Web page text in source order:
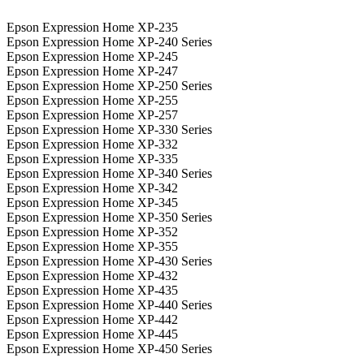
Epson Expression Home XP-235
Epson Expression Home XP-240 Series
Epson Expression Home XP-245
Epson Expression Home XP-247
Epson Expression Home XP-250 Series
Epson Expression Home XP-255
Epson Expression Home XP-257
Epson Expression Home XP-330 Series
Epson Expression Home XP-332
Epson Expression Home XP-335
Epson Expression Home XP-340 Series
Epson Expression Home XP-342
Epson Expression Home XP-345
Epson Expression Home XP-350 Series
Epson Expression Home XP-352
Epson Expression Home XP-355
Epson Expression Home XP-430 Series
Epson Expression Home XP-432
Epson Expression Home XP-435
Epson Expression Home XP-440 Series
Epson Expression Home XP-442
Epson Expression Home XP-445
Epson Expression Home XP-450 Series